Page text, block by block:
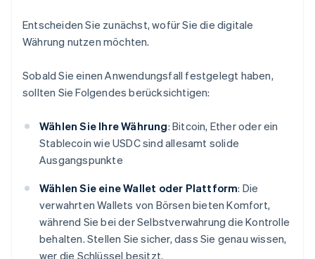
Entscheiden Sie zunächst, wofür Sie die digitale
Währung nutzen möchten.
Sobald Sie einen Anwendungsfall festgelegt haben,
sollten Sie Folgendes berücksichtigen:
Wählen Sie Ihre Währung: Bitcoin, Ether oder ein
Stablecoin wie USDC sind allesamt solide
Ausgangspunkte
Wählen Sie eine Wallet oder Plattform: Die
verwahrten Wallets von Börsen bieten Komfort,
während Sie bei der Selbstverwahrung die Kontrolle
behalten. Stellen Sie sicher, dass Sie genau wissen,
wer die Schlüssel besitzt.